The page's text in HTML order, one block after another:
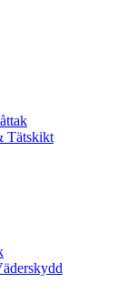
Tätskikt